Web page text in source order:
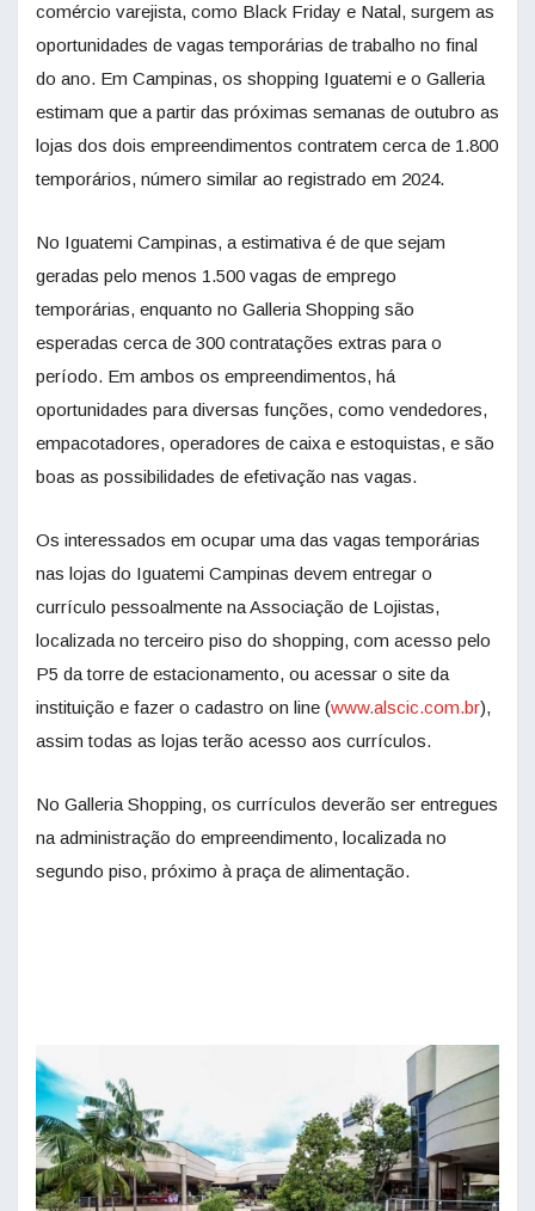
comércio varejista, como Black Friday e Natal, surgem as
oportunidades de vagas temporárias de trabalho no final
do ano. Em Campinas, os shopping Iguatemi e o Galleria
estimam que a partir das próximas semanas de outubro as
lojas dos dois empreendimentos contratem cerca de 1.800
temporários, número similar ao registrado em 2024.
No Iguatemi Campinas, a estimativa é de que sejam
geradas pelo menos 1.500 vagas de emprego
temporárias, enquanto no Galleria Shopping são
esperadas cerca de 300 contratações extras para o
período. Em ambos os empreendimentos, há
oportunidades para diversas funções, como vendedores,
empacotadores, operadores de caixa e estoquistas, e são
boas as possibilidades de efetivação nas vagas.
Os interessados em ocupar uma das vagas temporárias
nas lojas do Iguatemi Campinas devem entregar o
currículo pessoalmente na Associação de Lojistas,
localizada no terceiro piso do shopping, com acesso pelo
P5 da torre de estacionamento, ou acessar o site da
instituição e fazer o cadastro on line (www.alscic.com.br),
assim todas as lojas terão acesso aos currículos.
No Galleria Shopping, os currículos deverão ser entregues
na administração do empreendimento, localizada no
segundo piso, próximo à praça de alimentação.